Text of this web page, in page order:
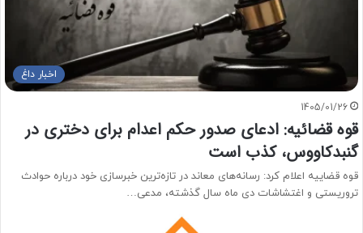
اخبار داغ
1405/01/26
قوه قضائیه: ادعای صدور حکم اعدام برای دختری در
گنبدکاووس، کذب است
قوه قضاییه اعلام کرد: رسانه‌های معاند در تازه‌ترین خبرسازی خود درباره حوادث
تروریستی و اغتشاشات دی ماه سال گذشته، مدعی…